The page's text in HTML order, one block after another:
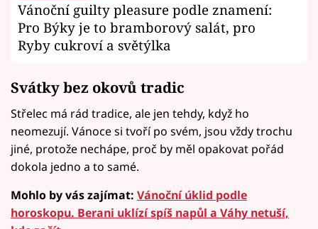
Vánoční guilty pleasure podle znamení:
Pro Býky je to bramborový salát, pro
Ryby cukroví a světýlka
Svátky bez okovů tradic
Střelec má rád tradice, ale jen tehdy, když ho
neomezují. Vánoce si tvoří po svém, jsou vždy trochu
jiné, protože nechápe, proč by měl opakovat pořád
dokola jedno a to samé.
Mohlo by vás zajímat: Vánoční úklid podle
horoskopu. Berani uklízí spíš napůl a Váhy netuší,